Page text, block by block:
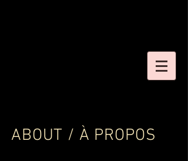
ABOUT / À PROPOS